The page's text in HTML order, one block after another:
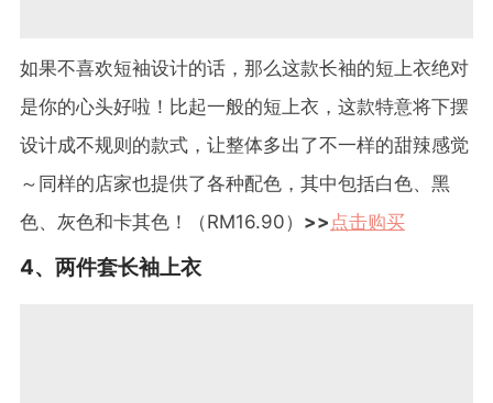
如果不喜欢短袖设计的话，那么这款长袖的短上衣绝对
是你的心头好啦！比起一般的短上衣，这款特意将下摆
设计成不规则的款式，让整体多出了不一样的甜辣感觉
～同样的店家也提供了各种配色，其中包括白色、黑
色、灰色和卡其色！（RM16.90） >> 点击购买
4、两件套长袖上衣